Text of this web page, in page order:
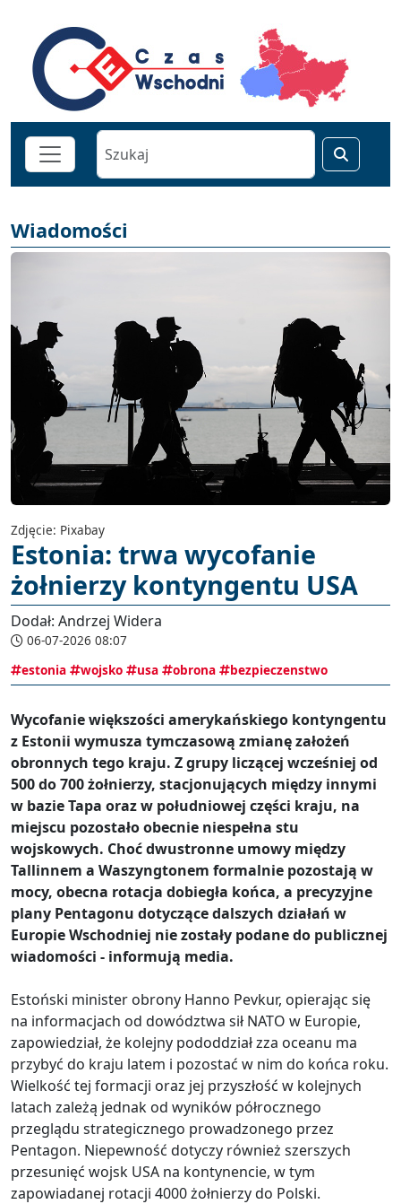
Wiadomości
Zdjęcie: Pixabay
Estonia: trwa wycofanie
żołnierzy kontyngentu USA
Dodał: Andrzej Widera
06-07-2026 08:07
estonia
wojsko usa obrona bezpieczenstwo
Wycofanie większości amerykańskiego kontyngentu
z Estonii wymusza tymczasową zmianę założeń
obronnych tego kraju. Z grupy liczącej wcześniej od
500 do 700 żołnierzy, stacjonujących między innymi
w bazie Tapa oraz w południowej części kraju, na
miejscu pozostało obecnie niespełna stu
wojskowych. Choć dwustronne umowy między
Tallinnem a Waszyngtonem formalnie pozostają w
mocy, obecna rotacja dobiegła końca, a precyzyjne
plany Pentagonu dotyczące dalszych działań w
Europie Wschodniej nie zostały podane do publicznej
wiadomości - informują media.
Estoński minister obrony Hanno Pevkur, opierając się
na informacjach od dowództwa sił NATO w Europie,
zapowiedział, że kolejny pododdział zza oceanu ma
przybyć do kraju latem i pozostać w nim do końca roku.
Wielkość tej formacji oraz jej przyszłość w kolejnych
latach zależą jednak od wyników półrocznego
przeglądu strategicznego prowadzonego przez
Pentagon. Niepewność dotyczy również szerszych
przesunięć wojsk USA na kontynencie, w tym
zapowiadanej rotacji 4000 żołnierzy do Polski.